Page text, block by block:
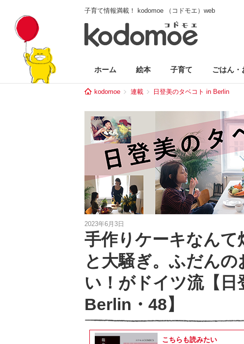
子育て情報満載！ kodomoe （コドモエ）web
ホーム 絵本 子育て ごはん・
kodomoe 連載 日登美のタベコト in Berlin
2023年6月3日
手作りケーキなんて
と大騒ぎ。ふだん
い！がドイツ流【
Berlin・48】
こちらも読みたい